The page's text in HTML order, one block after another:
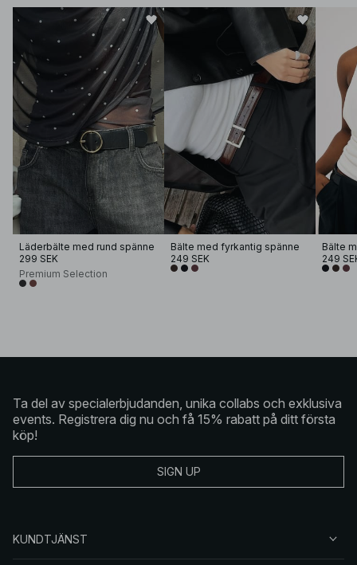
Läderbälte med rund spänne
299 SEK
Premium Selection
Bälte med fyrkantig spänne
249 SEK
Bälte
249
Ta del av specialerbjudanden, unika collabs och exklusiva
events. Registrera dig nu och få 15% rabatt på ditt första
köp!
SIGN UP
KUNDTJÄNST